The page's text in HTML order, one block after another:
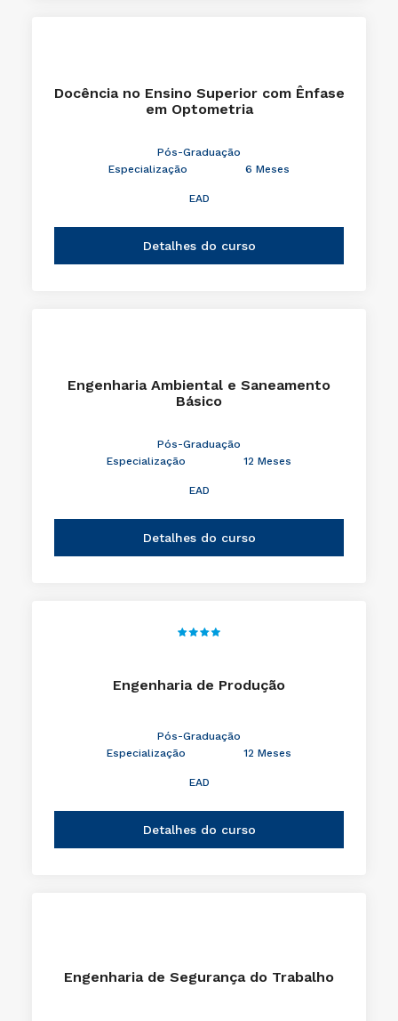
Docência no Ensino Superior com Ênfase
em Optometria
Pós-Graduação
Especialização
6 Meses
EAD
Detalhes do curso
Engenharia Ambiental e Saneamento
Básico
Pós-Graduação
Especialização
12 Meses
EAD
Detalhes do curso
Engenharia de Produção
Pós-Graduação
Especialização
12 Meses
EAD
Detalhes do curso
Engenharia de Segurança do Trabalho